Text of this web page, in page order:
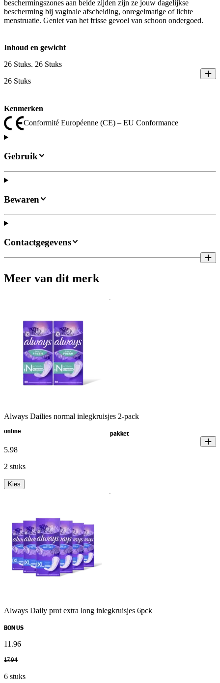
beschermingszones aan beide zijden zijn ze jouw dagelijkse
bescherming bij vaginale afscheiding, onregelmatige of lichte
menstruatie. Geniet van het frisse gevoel van schoon ondergoed.
Inhoud en gewicht
26 Stuks. 26 Stuks
26 Stuks
Kenmerken
Conformité Européenne (CE) – EU Conformance
Gebruik
Bewaren
Contactgegevens
Meer van dit merk
Always Dailies normal inlegkruisjes 2-pack
online pakket
5.98
2 stuks
Kies
Always Daily prot extra long inlegkruisjes 6pck
BONUS
11 .96
17.94
6 stuks